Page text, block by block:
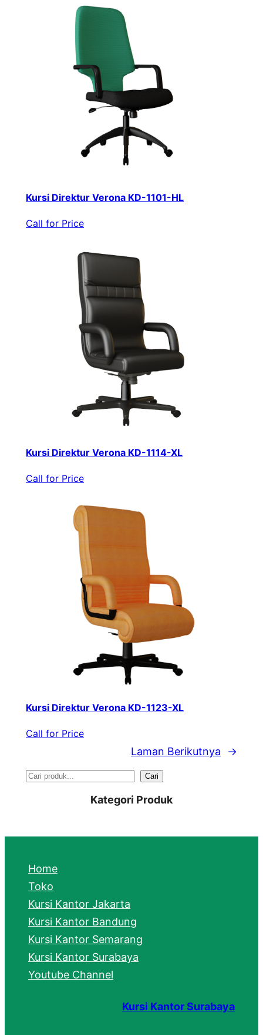
Kursi Direktur Verona KD-1101-HL
Call for Price
Kursi Direktur Verona KD-1114-XL
Call for Price
Kursi Direktur Verona KD-1123-XL
Call for Price
Laman Berikutnya →
S
r
h
Cari
Kategori Produk
Home
Toko
Kursi Kantor Jakarta
Kursi Kantor Bandung
Kursi Kantor Semarang
Kursi Kantor Surabaya
Youtube Channel
Kursi Kantor Surabaya